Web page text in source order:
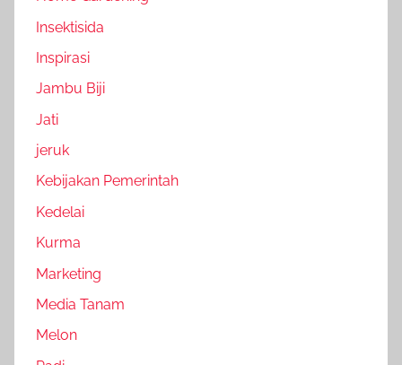
Insektisida
Inspirasi
Jambu Biji
Jati
jeruk
Kebijakan Pemerintah
Kedelai
Kurma
Marketing
Media Tanam
Melon